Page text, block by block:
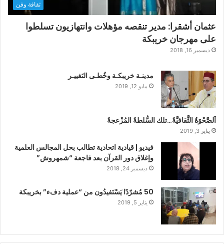
ثقافة وفن
عثمان أشقرا: مدير تنقصه مؤهلات وانتهازيون تسلطوا
على مهرجان خريبكة
ديسمبر 16, 2018
مدينـة خريبكـة وخُطـى التَغييـر
مايو 12, 2019
اَلصَّحْوَةُ الثَّقافيَّةُ…تلك السُّلطةُ المُزْعجةُ
يناير 3, 2019
فيديو | قيادية اتحادية تطالب بحل المجالس العلمية
وإغلاق دور القرآن بعد فاجعة “شمهروش”
ديسمبر 24, 2018
50 مُشرّدًا يَسْتَفيدُون من “عملية دفء” بخريبكة
يناير 5, 2019